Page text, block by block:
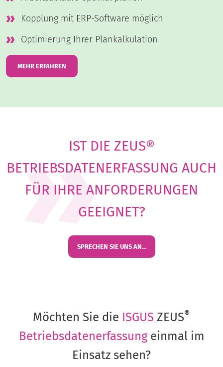
Kopplung mit ERP-Software möglich
Optimierung Ihrer Plankalkulation
MEHR ERFAHREN
IST DIE ZEUS®
BETRIEBSDATENERFASSUNG AUCH
FÜR IHRE ANFORDERUNGEN
GEEIGNET?
SPRECHEN SIE UNS AN...
Möchten Sie die ISGUS ZEUS®
Betriebsdatenerfassungeinmal im
Einsatz sehen?